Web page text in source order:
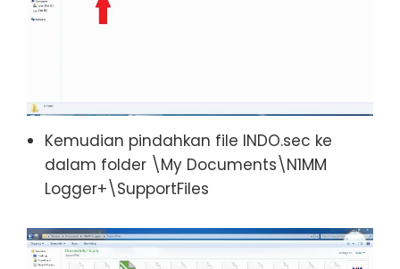
Kemudian pindahkan file INDO.sec ke
dalam folder \My Documents\N1MM
Logger+\SupportFiles